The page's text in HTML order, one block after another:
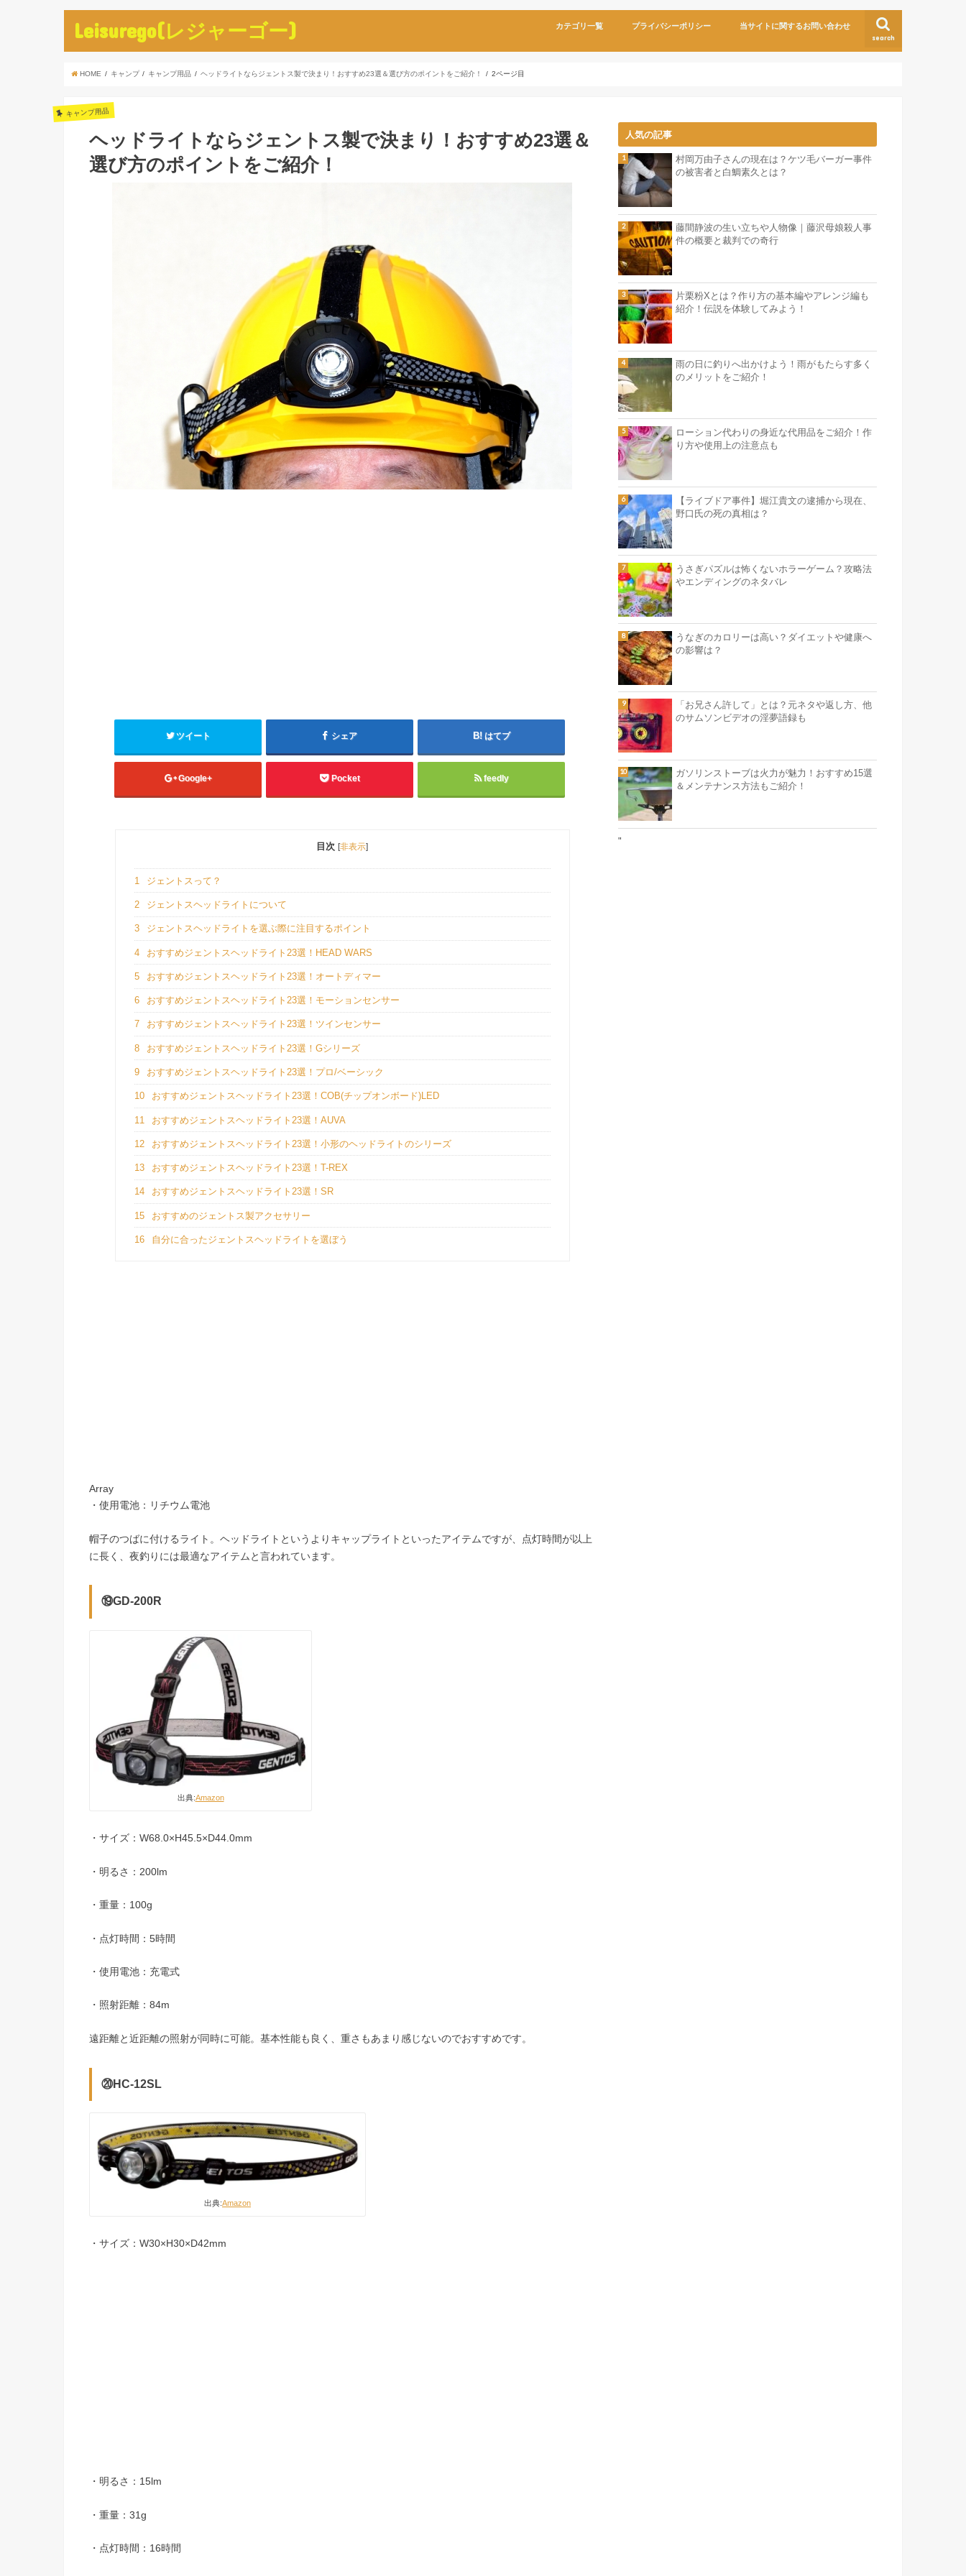
Leisurego(レジャーゴー) search
カテゴリ一覧 プライバシーポリシー 当サイトに関するお問い合わせ
HOME キャンプ キャンプ用品 ヘッドライトならジェントス製で決まり！おすすめ23選＆選び方のポイントをご紹介！ 2ページ目
キャンプ用品
ヘッドライトならジェントス製で決まり！おすすめ23選＆
選び方のポイントをご紹介！
ツイート シェア はてブ
Google+ Pocket feedly
目次 [非表示]
1 ジェントスって？
2 ジェントスヘッドライトについて
3 ジェントスヘッドライトを選ぶ際に注目するポイント
4 おすすめジェントスヘッドライト23選！HEAD WARS
5 おすすめジェントスヘッドライト23選！オートディマー
6 おすすめジェントスヘッドライト23選！モーションセンサー
7 おすすめジェントスヘッドライト23選！ツインセンサー
8 おすすめジェントスヘッドライト23選！Gシリーズ
9 おすすめジェントスヘッドライト23選！プロ/ベーシック
10 おすすめジェントスヘッドライト23選！COB(チップオンボード)LED
11 おすすめジェントスヘッドライト23選！AUVA
12 おすすめジェントスヘッドライト23選！小形のヘッドライトのシリーズ
13 おすすめジェントスヘッドライト23選！T-REX
14 おすすめジェントスヘッドライト23選！SR
15 おすすめのジェントス製アクセサリー
16 自分に合ったジェントスヘッドライトを選ぼう
Array
・使用電池：リチウム電池
帽子のつばに付けるライト。ヘッドライトというよりキャップライトといったアイテムですが、点灯時間が以上
に長く、夜釣りには最適なアイテムと言われています。
⑲GD-200R
出典:Amazon
・サイズ：W68.0×H45.5×D44.0mm
・明るさ：200lm
・重量：100g
・点灯時間：5時間
・使用電池：充電式
・照射距離：84m
遠距離と近距離の照射が同時に可能。基本性能も良く、重さもあまり感じないのでおすすめです。
⑳HC-12SL
出典:Amazon
・サイズ：W30×H30×D42mm
・明るさ：15lm
・重量：31g
・点灯時間：16時間
人気の記事
村岡万由子さんの現在は？ケツ毛バーガー事件
の被害者と白鯛素久とは？
藤間静波の生い立ちや人物像｜藤沢母娘殺人事
件の概要と裁判での奇行
片栗粉Xとは？作り方の基本編やアレンジ編も
紹介！伝説を体験してみよう！
雨の日に釣りへ出かけよう！雨がもたらす多く
のメリットをご紹介！
ローション代わりの身近な代用品をご紹介！作
り方や使用上の注意点も
【ライブドア事件】堀江貴文の逮捕から現在、
野口氏の死の真相は？
うさぎパズルは怖くないホラーゲーム？攻略法
やエンディングのネタバレ
うなぎのカロリーは高い？ダイエットや健康へ
の影響は？
「お兄さん許して」とは？元ネタや返し方、他
のサムソンビデオの淫夢語録も
ガソリンストーブは火力が魅力！おすすめ15選
＆メンテナンス方法もご紹介！
"